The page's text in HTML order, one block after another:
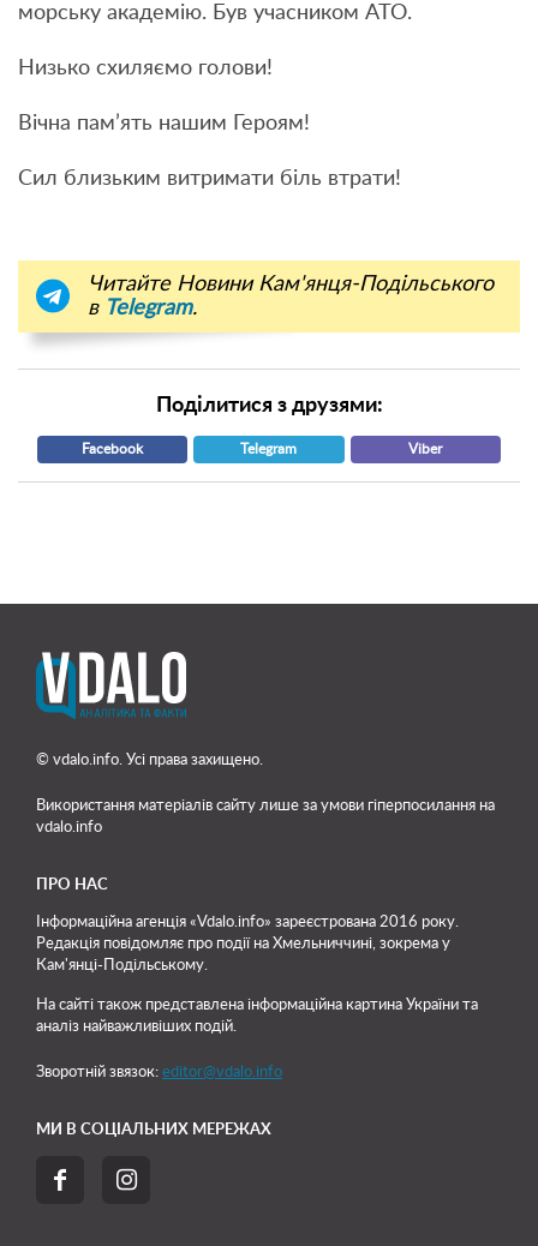
морську академію. Був учасником АТО.
Низько схиляємо голови!
Вічна пам’ять нашим Героям!
Сил близьким витримати біль втрати!
Читайте Новини Кам'янця-Подільського
в Telegram.
Поділитися з друзями:
Facebook Telegram Viber
© vdalo.info. Усі права захищено.
Використання матеріалів сайту лише за умови гіперпосилання на
vdalo.info
ПРО НАС
Інформаційна агенція «Vdalo.info» зареєстрована 2016 року.
Редакція повідомляє про події на Хмельниччині, зокрема у
Кам'янці-Подільському.
На сайті також представлена інформаційна картина України та
аналіз найважливіших подій.
Зворотній звязок: editor@vdalo.info
МИ В СОЦІАЛЬНИХ МЕРЕЖАХ
 